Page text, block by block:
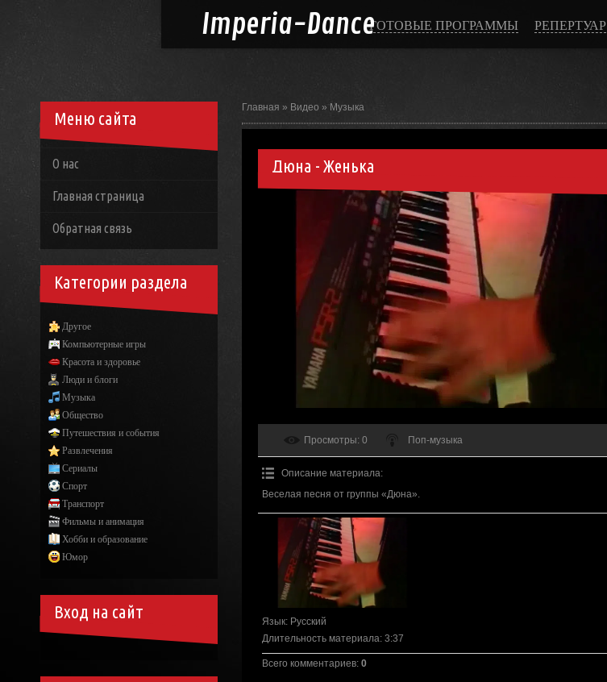
Imperia-DanceГОТОВЫЕ ПРОГРАММЫ РЕПЕРТУАР
Главная » Видео » Музыка
Дюна - Женька
Просмотры: 0 Поп-музыка
Описание материала:
Веселая песня от группы «Дюна».
Язык: Русский
Длительность материала: 3:37
Всего комментариев: 0
Меню сайта
О нас
Главная страница
Обратная связь
Категории раздела
Другое
Компьютерные игры
Красота и здоровье
Люди и блоги
Музыка
Общество
Путешествия и события
Развлечения
Сериалы
Спорт
Транспорт
Фильмы и анимация
Хобби и образование
Юмор
Вход на сайт